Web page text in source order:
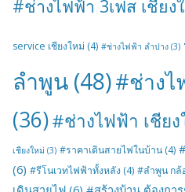
#ช่างไฟฟ้า 3เฟส เชียง
service เชียงใหม่ (4) #ช่างไฟฟ้า ลำปาง (3)
ลำพูน (48)#ช่างไ
(36)#ช่างไฟฟ้า เชีย
เชียงใหม่ (3) #ราคาเดินสายไฟในบ้าน (4)
(6) #รีโนเวทไฟฟ้าทั้งหลัง (4) #ลำพูน กล้